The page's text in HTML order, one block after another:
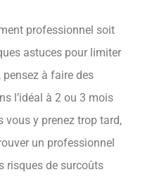
professionnel soit
astuces pour limiter
pensez à faire des
l’idéal à 2 ou 3 mois
vous y prenez trop tard,
un professionnel
risques de surcoûts